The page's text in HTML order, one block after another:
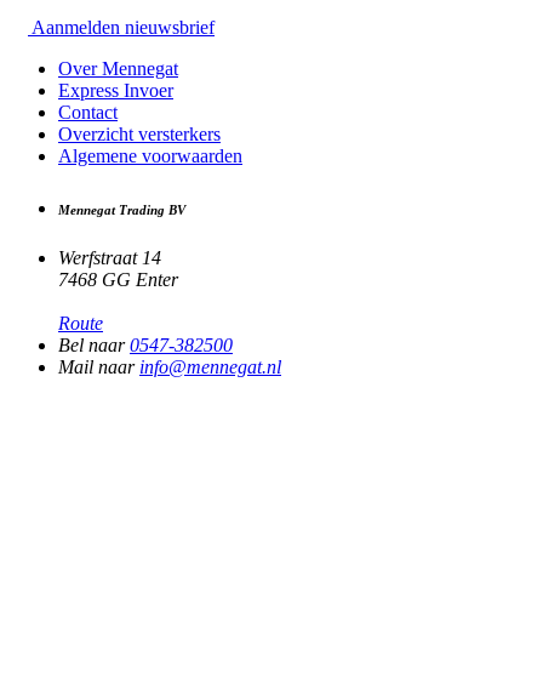
Aanmelden nieuwsbrief
Over Mennegat
Express Invoer
Contact
Overzicht versterkers
Algemene voorwaarden
Mennegat Trading BV
Werfstraat 14
7468 GG Enter
Route
Bel naar0547-382500
Mail naar info@mennegat.nl